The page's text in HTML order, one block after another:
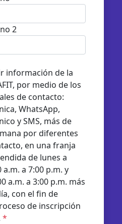
2
información de la
por medio de los
de contacto:
WhatsApp,
y SMS, más de
por diferentes
en una franja
de lunes a
a 7:00 p.m. y
a.m. a 3:00 p.m. más
con el fin de
de inscripción
*